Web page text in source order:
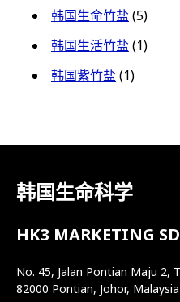
韩国生命竹盐(5)
韩国生活竹盐(1)
韩国紫竹盐(1)
韩国生命科学
HK3 MARKETING
No. 45, Jalan Pontian Maju 2,
82000 Pontian, Johor, Malaysia